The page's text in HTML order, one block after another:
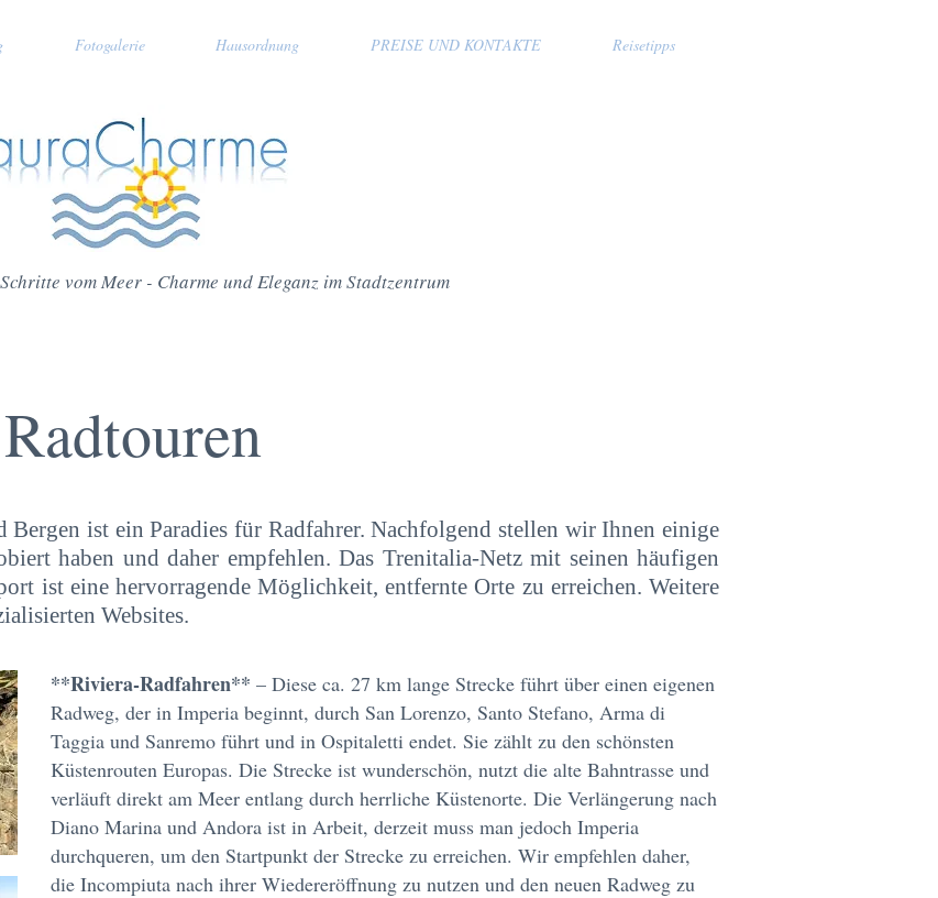
Fotogalerie Hausordnung PREISE UND KONTAKTE Reisetipps
vom Meer - Charme und Eleganz im Stadtzentrum
ist ein Paradies für Radfahrer. Nachfolgend stellen wir Ihnen einige
haben und daher empfehlen. Das Trenitalia-Netz mit seinen häufigen
ist eine hervorragende Möglichkeit, entfernte Orte zu erreichen. Weitere
Websites.
**Riviera-Radfahren** – Diese ca. 27 km lange Strecke führt über einen eigenen
Radweg, der in Imperia beginnt, durch San Lorenzo, Santo Stefano, Arma di
Taggia und Sanremo führt und in Ospitaletti endet. Sie zählt zu den schönsten
Küstenrouten Europas. Die Strecke ist wunderschön, nutzt die alte Bahntrasse und
verläuft direkt am Meer entlang durch herrliche Küstenorte. Die Verlängerung nach
Diano Marina und Andora ist in Arbeit, derzeit muss man jedoch Imperia
durchqueren, um den Startpunkt der Strecke zu erreichen. Wir empfehlen daher,
die Incompiuta nach ihrer Wiedereröffnung zu nutzen und den neuen Radweg zu